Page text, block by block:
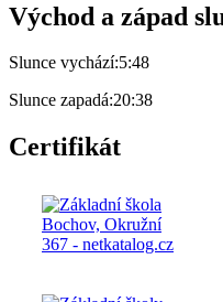
Východ a západ
Slunce vychází:5:48
Slunce zapadá:20:38
Certifikát